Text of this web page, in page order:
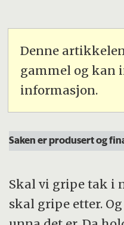
Denne
gammel og kan
informasjon.
Saken er produsert og
Skal vi gripe tak i
skal gripe etter.